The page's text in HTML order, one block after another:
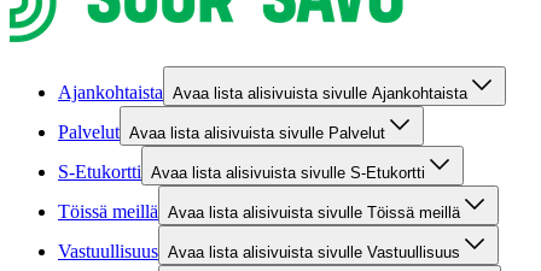
Ajankohtaista Avaa lista alisivuista sivulle Ajankohtaista
Palvelut Avaa lista alisivuista sivulle Palvelut
S-Etukortti Avaa lista alisivuista sivulle S-Etukortti
Töissä meillä Avaa lista alisivuista sivulle Töissä meillä
Vastuullisuus Avaa lista alisivuista sivulle Vastuullisuus